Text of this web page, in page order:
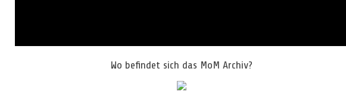
Wo befindet sich das MoM Archiv?